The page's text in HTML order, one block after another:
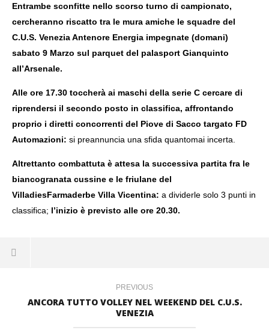
NOW VIEWING
IL WEEKEND DEL CUS VENEZIA
8
2024
Entrambe sconfitte nello scorso turno di campionato,
cercheranno riscatto tra le mura amiche le squadre del
C.U.S. Venezia Antenore Energia impegnate (domani)
sabato 9 Marzo sul parquet del palasport Gianquinto
all’Arsenale.
Alle ore 17.30 toccherà ai maschi della serie C cercare di
riprendersi il secondo posto in classifica, affrontando
proprio i diretti concorrenti del Piove di Sacco targato FD
Automazioni: si preannuncia una sfida quantomai incerta.
Altrettanto combattuta è attesa la successiva partita fra le
biancogranata cussine e le friulane del
VilladiesFarmaderbe Villa Vicentina: a dividerle solo 3 punti in
classifica; l’inizio è previsto alle ore 20.30.
PREVIOUS
ANCORA TUTTO VOLLEY NEL WEEKEND DEL C.U.S.
VENEZIA